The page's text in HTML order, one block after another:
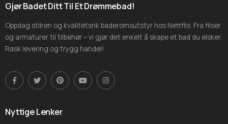
Gjør Badet Ditt Til Et Drømmebad!
Oppdag stilren og kvalitetsrik baderomsutstyr hos Nettflis. Fra fliser
og armaturer til tilbehør – vi gjør det enkelt å skape et bad du elsker.
Rask levering og trygg handel!
Nyttige Lenker